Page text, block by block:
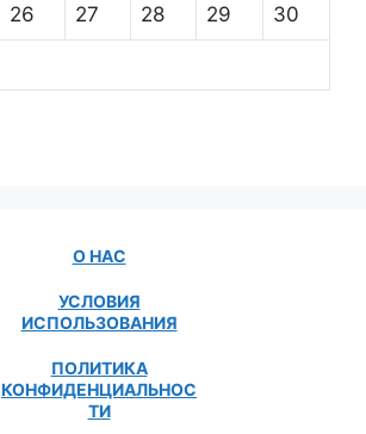
26 27 28 29 30
О НАС
УСЛОВИЯ
ИСПОЛЬЗОВАНИЯ
ПОЛИТИКА
КОНФИДЕНЦИАЛЬНОС
ТИ